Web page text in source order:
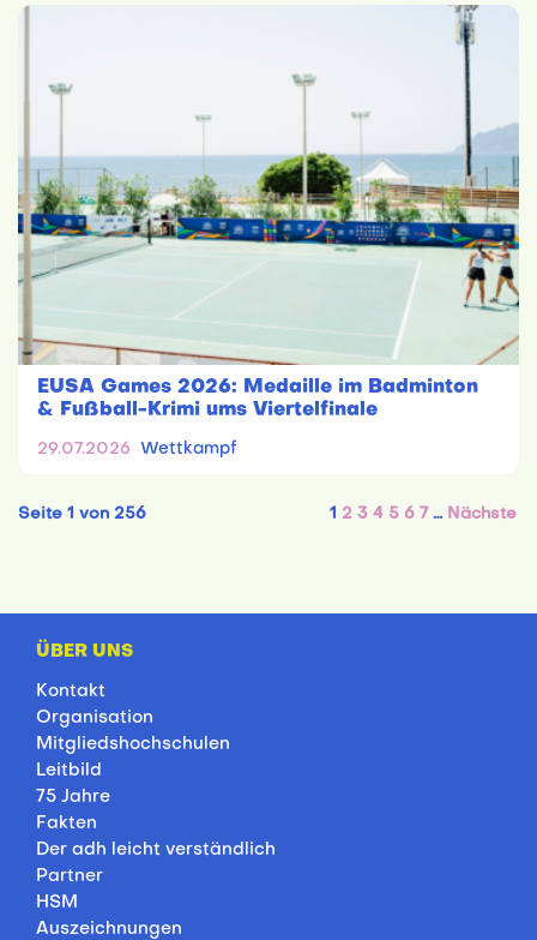
EUSA Games 2026: Medaille im Badminton
& Fußball-Krimi ums Viertelfinale
29.07.2026 Wettkampf
Seite 1 von 256 1 2 3 4 5 6 7 … Nächste
ÜBER UNS
Kontakt
Organisation
Mitgliedshochschulen
Leitbild
75 Jahre
Fakten
Der adh leicht verständlich
Partner
HSM
Auszeichnungen